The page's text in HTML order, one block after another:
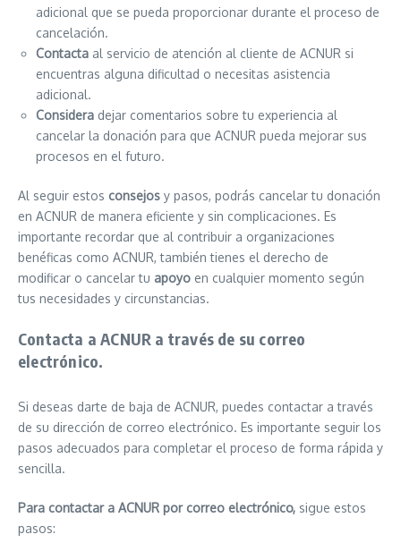
adicional que se pueda proporcionar durante el proceso de
cancelación.
Contacta al servicio de atención al cliente de ACNUR si
encuentras alguna dificultad o necesitas asistencia
adicional.
Considera dejar comentarios sobre tu experiencia al
cancelar la donación para que ACNUR pueda mejorar sus
procesos en el futuro.
Al seguir estos consejos y pasos, podrás cancelar tu donación
en ACNUR de manera eficiente y sin complicaciones. Es
importante recordar que al contribuir a organizaciones
benéficas como ACNUR, también tienes el derecho de
modificar o cancelar tu apoyo en cualquier momento según
tus necesidades y circunstancias.
Contacta a ACNUR a través de su correo
electrónico.
Si deseas darte de baja de ACNUR, puedes contactar a través
de su dirección de correo electrónico. Es importante seguir los
pasos adecuados para completar el proceso de forma rápida y
sencilla.
Para contactar a ACNUR por correo electrónico, sigue estos
pasos: